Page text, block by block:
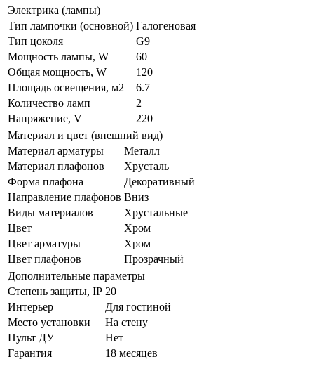
Электрика (лампы)
Тип лампочки (основной) Галогеновая
Тип цоколя
G9
Мощность лампы, W
60
Общая мощность, W
120
Площадь освещения, м2
6.7
Количество ламп
2
Напряжение, V
220
Материал и цвет (внешний вид)
Материал арматуры
Металл
Материал плафонов
Хрусталь
Форма плафона
Декоративный
Направление плафонов Вниз
Виды материалов
Хрустальные
Цвет
Хром
Цвет арматуры
Хром
Цвет плафонов
Прозрачный
Дополнительные параметры
Степень защиты, IP 20
Интерьер
Для гостиной
Место установки
На стену
Пульт ДУ
Нет
Гарантия
18 месяцев